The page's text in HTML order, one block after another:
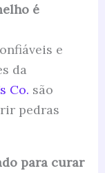
é
e
da
Co. são
pedras
para curar